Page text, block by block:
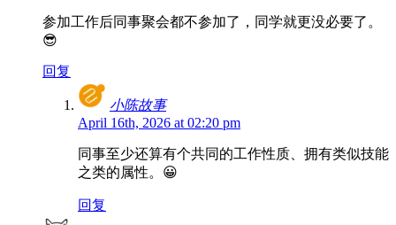
参加工作后同事聚会都不参加了，同学就更没必要了。
😎
回复
小陈故事
April 16th, 2026 at 02:20 pm
同事至少还算有个共同的工作性质、拥有类似技能
之类的属性。😀
回复